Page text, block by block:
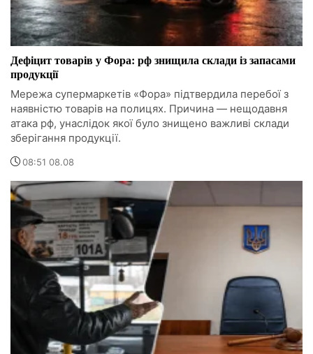
Дефіцит товарів у Фора: рф знищила склади із запасами
продукції
Мережа супермаркетів «Фора» підтвердила перебої з
наявністю товарів на полицях. Причина — нещодавня
атака рф, унаслідок якої було знищено важливі склади
зберігання продукції.
08:51 08.08